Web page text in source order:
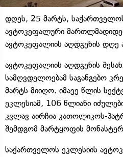
დღეს, 25 მარტს,
ავტოკეფალური
ავტოკეფალიის აღდგენის დღე
ავტოკეფალიის აღდგენის
სამღვდელოებამ საგანგებო
მარტს მიიღო. იმავე წლის
ეკლესიამ, 106 წლიანი
კვლავ აირჩია კათოლიკოს-
შემდგომ მარტყოფის
საქართველოს ეკლესიის